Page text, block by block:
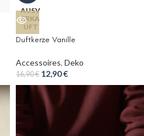
AUSV
ERKA
UFT
Duftkerze Vanille
Accessoires, Deko
16,90€ 12,90€